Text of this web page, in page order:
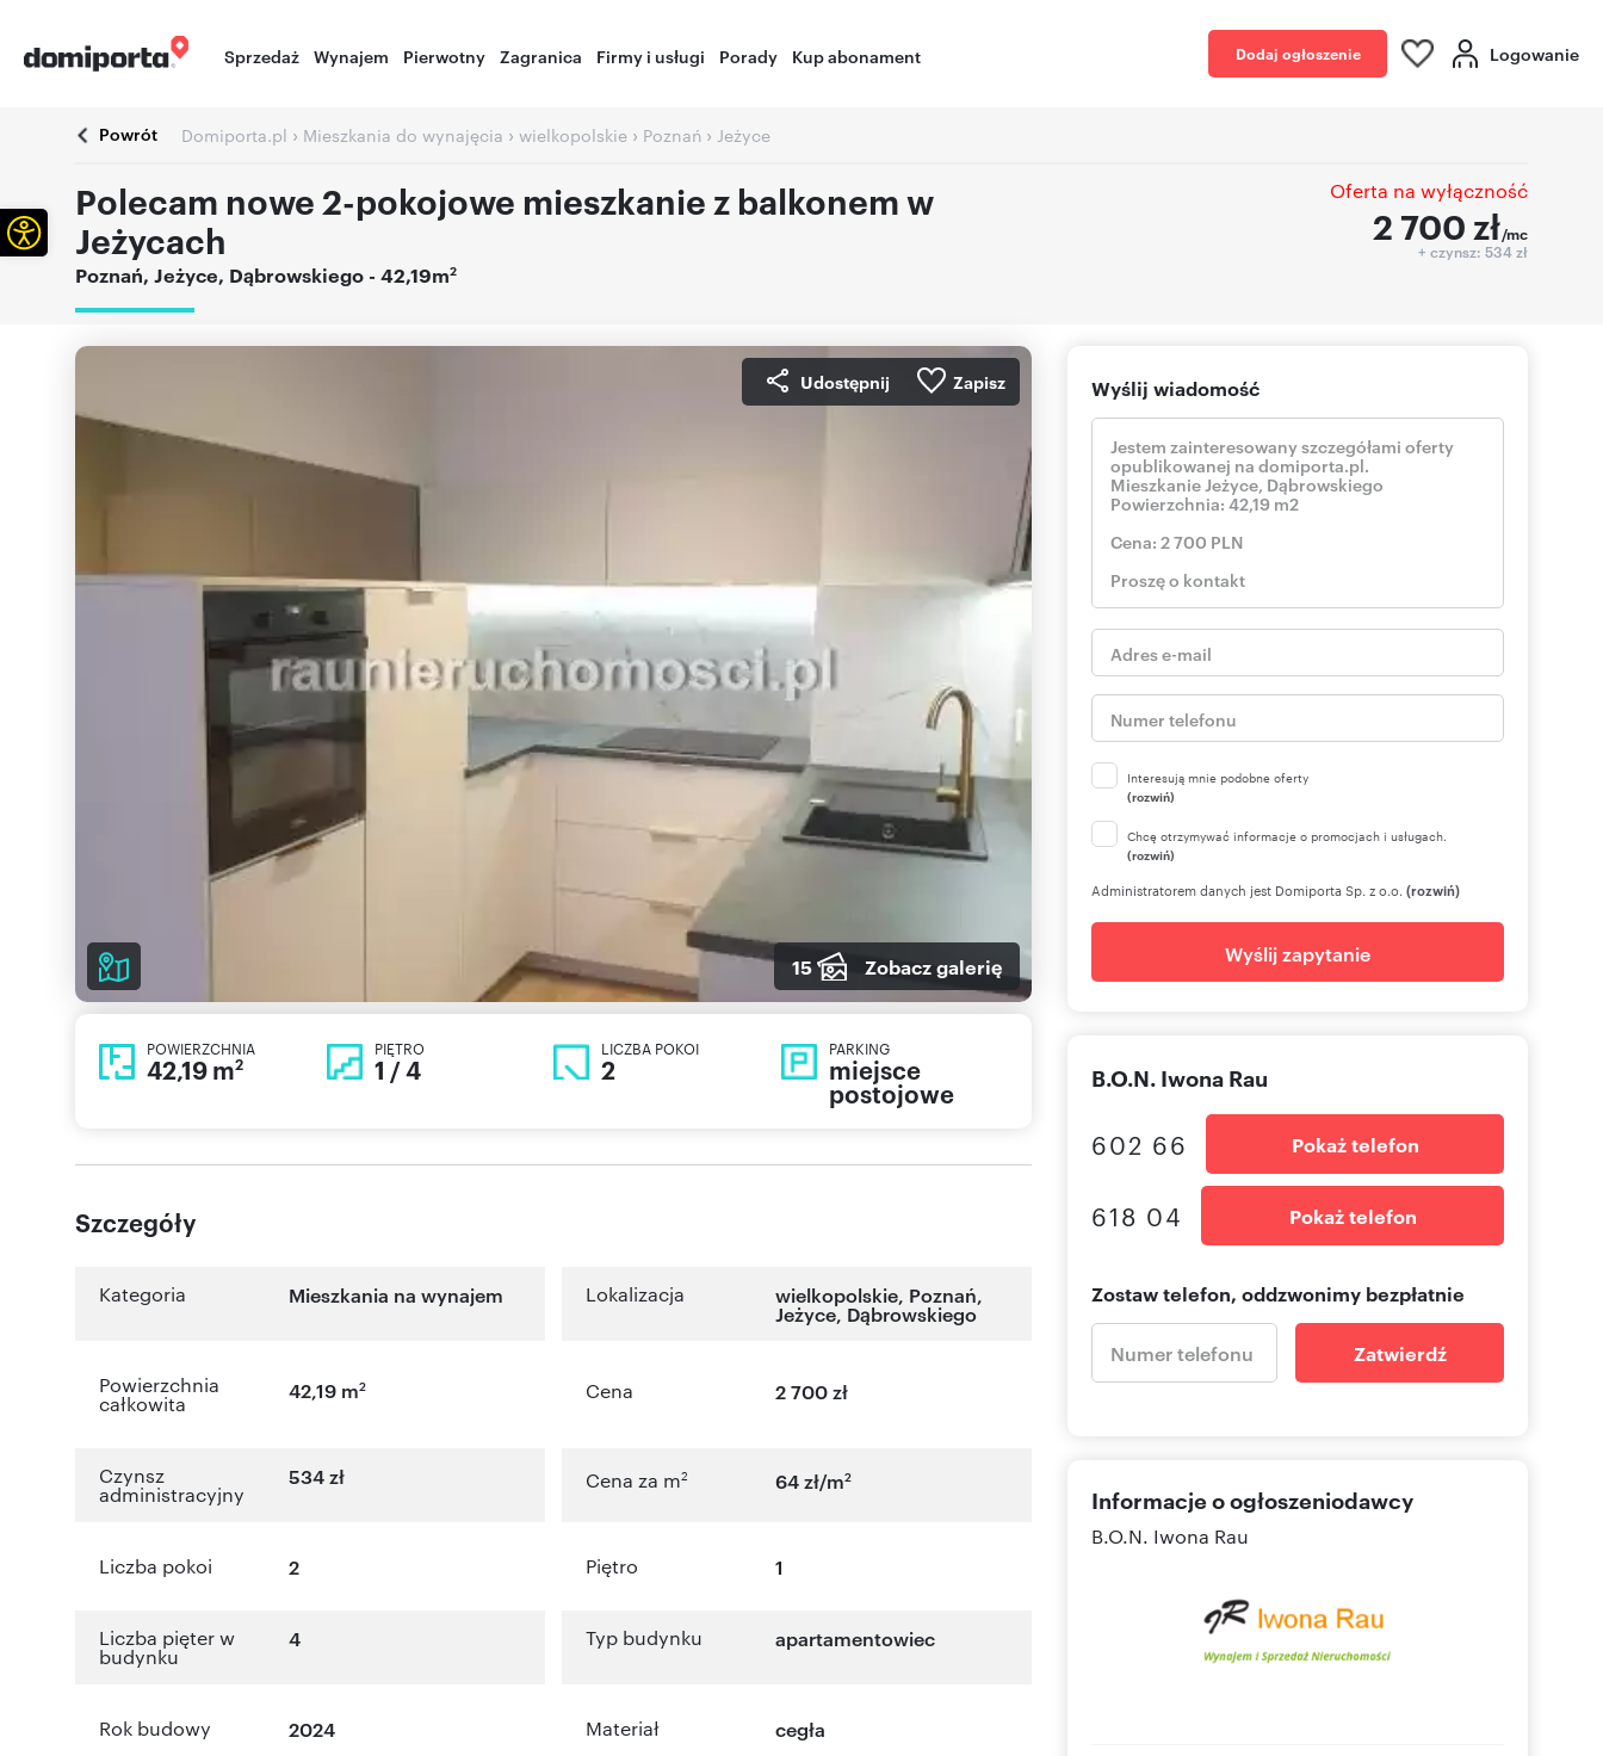
Sprzedaż Wynajem Pierwotny Zagranica Firmy i usługi Porady Kup abonament Dodaj ogłoszenie Logowanie
Powrót Domiporta.pl › Mieszkania do wynajęcia › wielkopolskie › Poznań › Jeżyce
Polecam nowe 2-pokojowe mieszkanie z balkonem w
Jeżycach
Poznań, Jeżyce, Dąbrowskiego - 42,19m2
Oferta na wyłączność
2 700 zł/mc
+ czynsz: 534 zł
Udostępnij Zapisz
15 Zobacz galerię
POWIERZCHNIA
42,19 m2
PIĘTRO
1 / 4
LICZBA POKOI
2
PARKING
miejsce
postojowe
Szczegóły
Kategoria Mieszkania na wynajem Lokalizacja wielkopolskie, Poznań,
Jeżyce, Dąbrowskiego
Powierzchnia
całkowita
42,19 m2 Cena 2 700 zł
Czynsz
administracyjny
534 zł Cena za m2 64 zł/m2
Liczba pokoi 2 Piętro 1
Liczba pięter w
budynku
4 Typ budynku apartamentowiec
Rok budowy 2024 Materiał cegła
Wyślij wiadomość
Interesują mnie podobne oferty
(rozwiń)
Chcę otrzymywać informacje o promocjach i usługach.
(rozwiń)
Administratorem danych jest Domiporta Sp. z o.o. (rozwiń)
Wyślij zapytanie
B.O.N. Iwona Rau
602 66 Pokaż telefon
618 04 Pokaż telefon
Zostaw telefon, oddzwonimy bezpłatnie
Zatwierdź
Informacje o ogłoszeniodawcy
B.O.N. Iwona Rau
Otwórz pasek narzędzi